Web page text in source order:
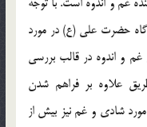
حضرت علي (ع) در مورد
و اندوه در قالب بررسي
علاوه بر فراهم شدن
شادي و غم نيز بيش از